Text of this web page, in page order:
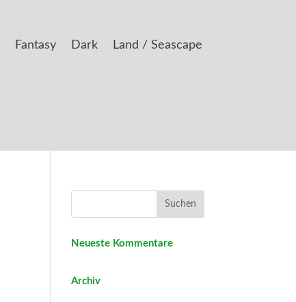
Fantasy Dark Land / Seascape
Neueste Kommentare
Archiv